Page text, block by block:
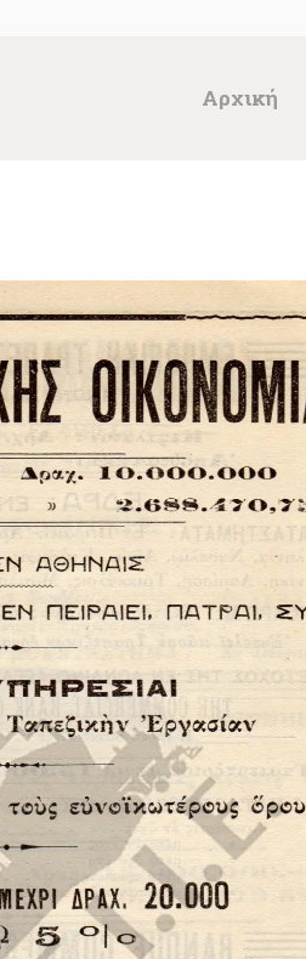
Αρχική
ΘΗΣΑΥΡΌΣ
ΤΕΚΜΗΡΊΩΝ